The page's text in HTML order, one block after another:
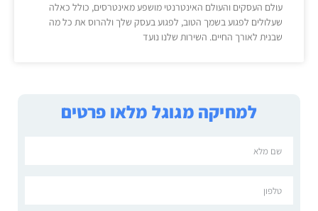
למחיקה מגוגל מלאו פרטים
עולם העסקים והעולם האינטרנטי מושפע מאינטרסים, כולל כאלה
שעלולים לפגוע בשמך הטוב, לפגוע בעסק שלך ולהרוס את כל מה
שבנית לאורך החיים. השירות שלנו נועד